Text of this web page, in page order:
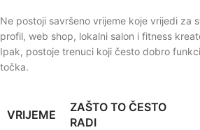
Ne postoji savršeno vrijeme koje vrijedi za
profil, web shop, lokalni salon i fitness
Ipak, postoje trenuci koji često dobro
točka.
VRIJEME
ZAŠTO TO ČESTO
RADI